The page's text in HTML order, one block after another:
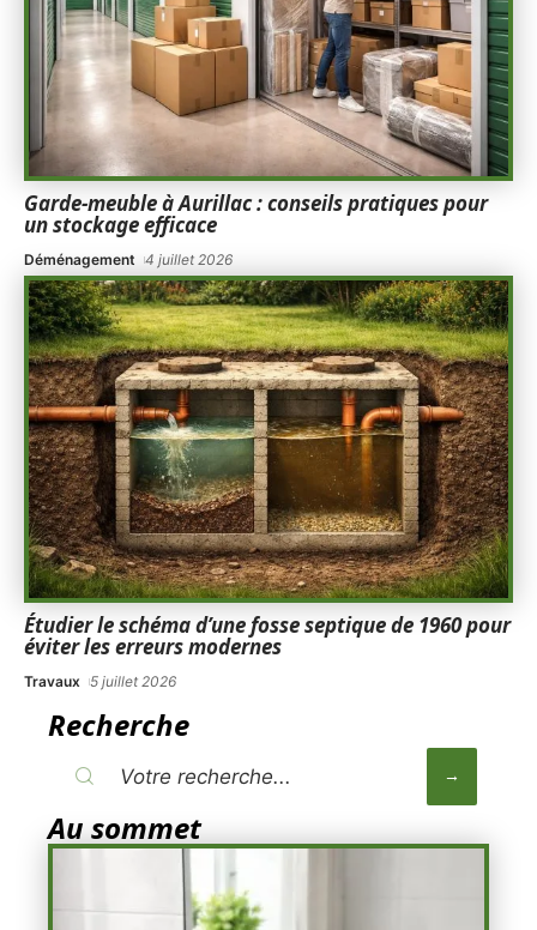
Garde-meuble à Aurillac : conseils pratiques pour
un stockage efficace
Déménagement 4 juillet 2026
Étudier le schéma d’une fosse septique de 1960 pour
éviter les erreurs modernes
Travaux 5 juillet 2026
Recherche
Au sommet